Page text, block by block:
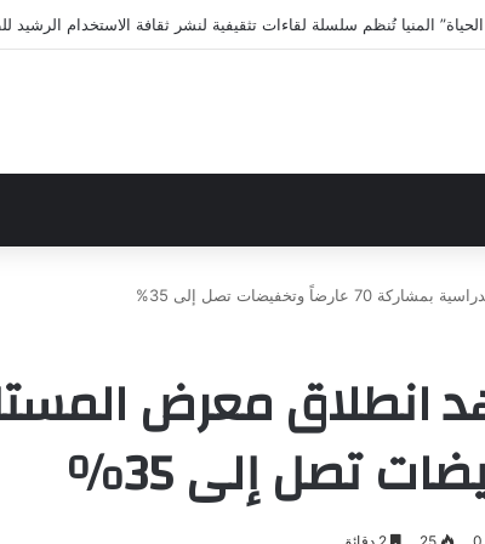
الخمس خلال 11 ثانية فقط
تصل إلى 35%
انطلاق معرض